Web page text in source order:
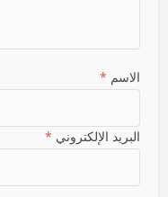
الاسم *
البريد الإلكتروني *